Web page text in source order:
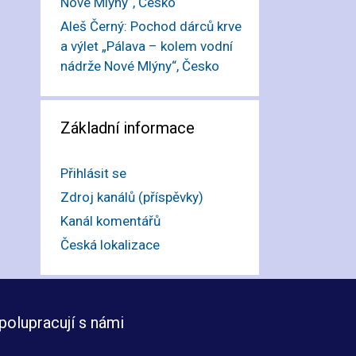
Aleš Černý: Pochod dárců krve
a výlet „Pálava – kolem vodní
nádrže Nové Mlýny“, Česko
Základní informace
Přihlásit se
Zdroj kanálů (příspěvky)
Kanál komentářů
Česká lokalizace
s námi